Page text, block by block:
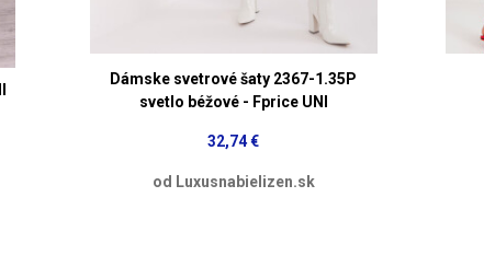
Dámske svetrové šaty 2367-1.35P
svetlo béžové - Fprice UNI
32,74 €
od Luxusnabielizen.sk